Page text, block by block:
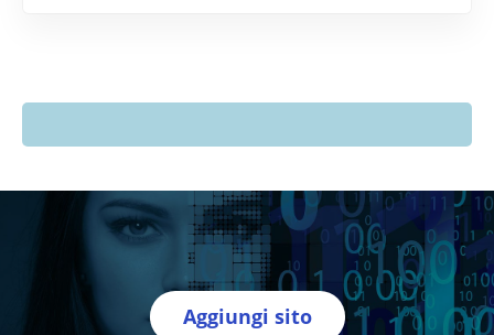
Aggiungi sito